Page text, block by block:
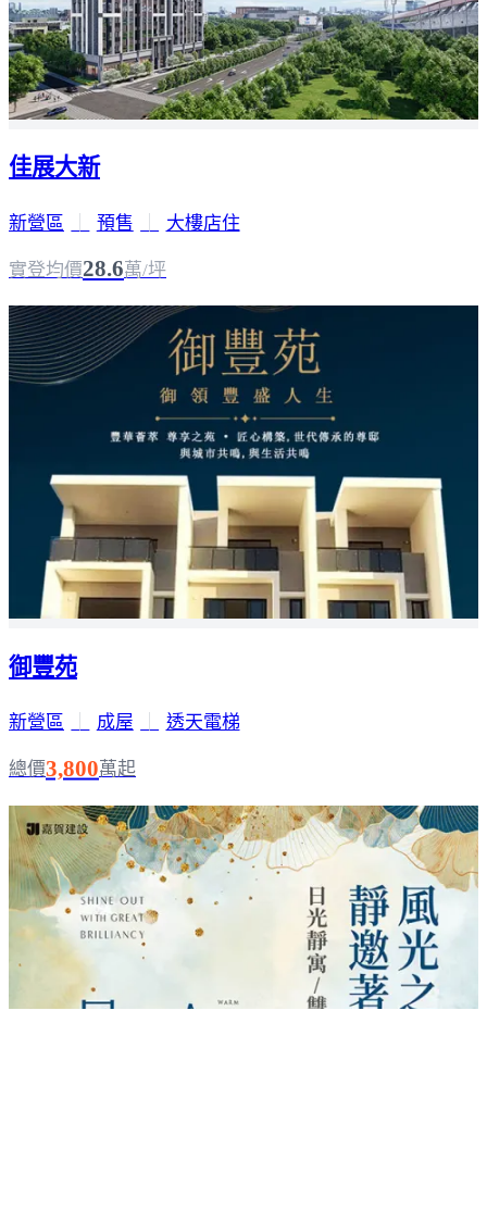
佳展大新
新營區 預售 大樓店住
實登均價28.6萬/坪
御豐苑
新營區 成屋 透天電梯
總價3,800萬起